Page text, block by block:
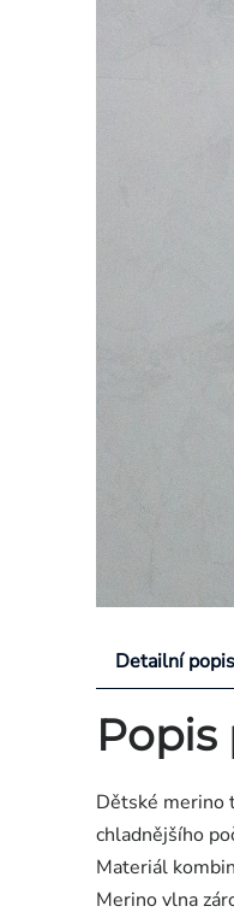
Detailní popis
Dětské merino
chladnějšího
Materiál
Merino vlna